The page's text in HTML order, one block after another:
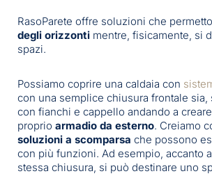
RasoParete offre soluzioni che
degli orizzonti mentre, fisicamente, si
spazi.
Possiamo coprire una caldaia con
con una semplice chiusura frontale sia,
con fianchi e cappello andando a
proprio armadio da esterno. Creiamo
soluzioni a scomparsa che possono
con più funzioni. Ad esempio, accanto
stessa chiusura, si può destinare uno